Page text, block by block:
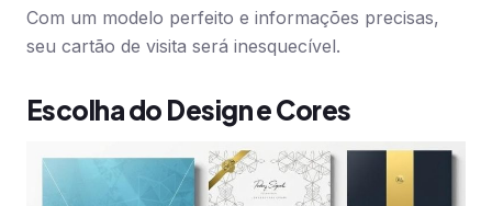
Com um modelo perfeito e informações precisas,
seu cartão de visita será inesquecível.
Escolha do Design e Cores